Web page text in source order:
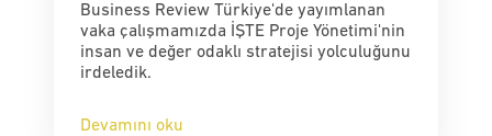
Business Review Türkiye'de yayımlanan
vaka çalışmamızda İŞTE Proje Yönetimi'nin
insan ve değer odaklı stratejisi yolculuğunu
irdeledik.
Devamını oku